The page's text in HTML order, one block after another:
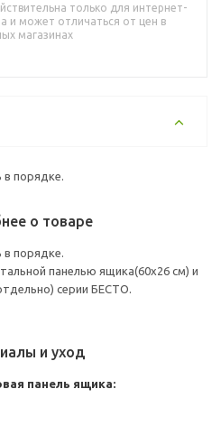
только для интернет-
и может отличаться от цен в
магазинах
порядке.
о товаре
порядке.
панелью ящика(60x26 см) и
серии БЕСТО.
и уход
панель ящика: